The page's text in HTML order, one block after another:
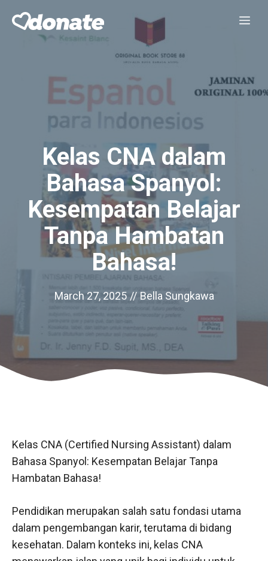
Kelas CNA dalam
Bahasa Spanyol:
Kesempatan Belajar
Tanpa Hambatan
Bahasa!
March 27, 2025 // Bella Sungkawa
Kelas CNA (Certified Nursing Assistant) dalam
Bahasa Spanyol: Kesempatan Belajar Tanpa
Hambatan Bahasa!
Pendidikan merupakan salah satu fondasi utama
dalam pengembangan karir, terutama di bidang
kesehatan. Dalam konteks ini, kelas CNA